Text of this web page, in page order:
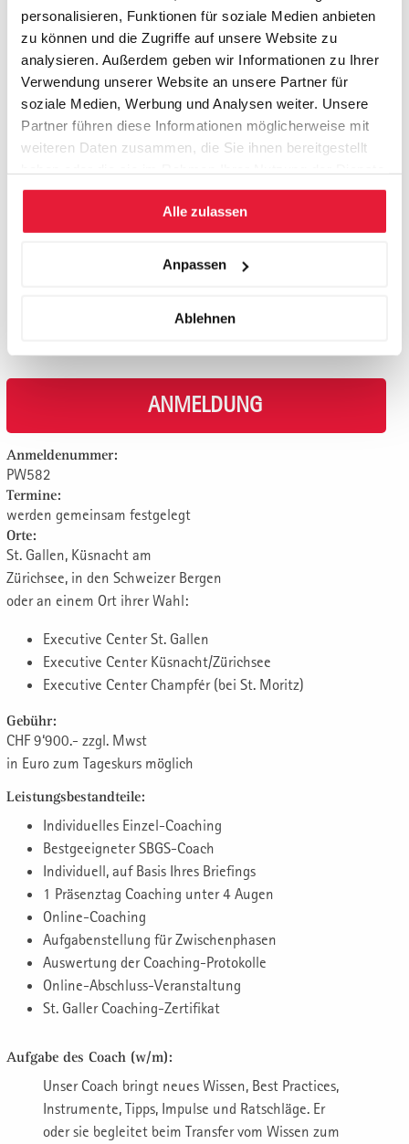
personalisieren, Funktionen für soziale Medien anbieten
zu können und die Zugriffe auf unsere Website zu
analysieren. Außerdem geben wir Informationen zu Ihrer
Verwendung unserer Website an unsere Partner für
soziale Medien, Werbung und Analysen weiter. Unsere
Partner führen diese Informationen möglicherweise mit
weiteren Daten zusammen, die Sie ihnen bereitgestellt
gesammelt haben.
Alle zulassen
Anpassen
Ablehnen
Die ganzheitliche Betrachtung des Verkaufserfolgs
Gestalten des Verkaufs-Management-Systems
Der Kunden-Wertschöpfungsprozess
Erkennen, wo es Dynamisierungs- und
Optimierungspotenziale gibt
Masterplan: So dynamisieren wir unseren
Verkaufsprozess
optimal nutzen
Coaching-Programm zustellen.
ANMELDUNG
Anmeldenummer:
PW582
Termine:
werden gemeinsam festgelegt
Orte:
St. Gallen, Küsnacht am
Zürichsee, in den Schweizer Bergen
oder an einem Ort ihrer Wahl:
Executive Center St. Gallen
Executive Center Küsnacht/Zürichsee
Executive Center Champfér (bei St. Moritz)
Gebühr:
CHF 9‘900.- zzgl. Mwst
in Euro zum Tageskurs möglich
Leistungsbestandteile:
Individuelles Einzel-Coaching
Bestgeeigneter SBGS-Coach
Individuell, auf Basis Ihres Briefings
1 Präsenztag Coaching unter 4 Augen
Online-Coaching
Aufgabenstellung für Zwischenphasen
Auswertung der Coaching-Protokolle
Online-Abschluss-Veranstaltung
St. Galler Coaching-Zertifikat
Aufgabe des Coach (w/m):
Unser Coach bringt neues Wissen, Best Practices,
Instrumente, Tipps, Impulse und Ratschläge. Er
oder sie begleitet beim Transfer vom Wissen zum